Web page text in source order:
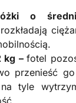
o
kg –fotel
przenieść
tyle